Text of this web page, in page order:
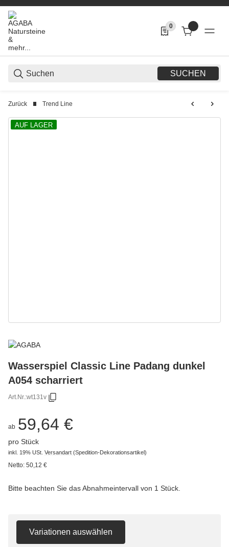
SUCHEN
0
0 Produkte in der
Zurück Trend Line
AUF LAGER
Wasserspiel Classic Line Padang dunkel
A054 scharriert
Art.Nr.:wt131v
ab 59,64 €
pro Stück
inkl. 19% USt. Versandart (Spedition-Dekorationsartikel)
Netto: 50,12 €
Bitte beachten Sie das Abnahmeintervall von 1 Stück.
Variationen auswählen